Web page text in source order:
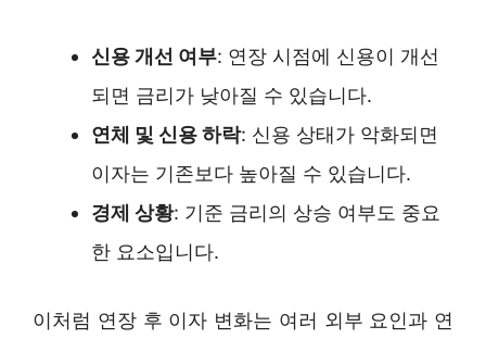
신용 개선 여부: 연장 시점에 신용이 개선
되면 금리가 낮아질 수 있습니다.
연체 및 신용 하락: 신용 상태가 악화되면
이자는 기존보다 높아질 수 있습니다.
경제 상황: 기준 금리의 상승 여부도 중요
한 요소입니다.
이처럼 연장 후 이자 변화는 여러 외부 요인과 연